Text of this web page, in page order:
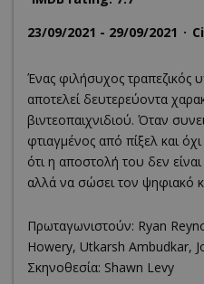
23/09/2021 - 29/09/2021
Ένας φιλήσυχος τραπεζικός
αποτελεί δευτερεύοντα
βιντεοπαιχνιδιού. Όταν
φτιαγμένος από πίξελ και
ότι η αποστολή του δεν
αλλά να σώσει τον ψηφιακό
Πρωταγωνιστούν: Ryan
Howery, Utkarsh Ambudkar,
Σκηνοθεσία: Shawn Levy